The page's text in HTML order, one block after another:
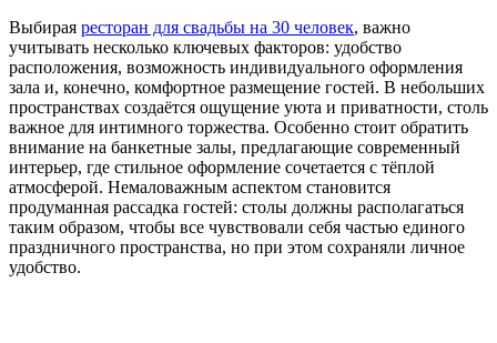
Выбирая ресторан для свадьбы на 30 человек, важно
учитывать несколько ключевых факторов: удобство
расположения, возможность индивидуального оформления
зала и, конечно, комфортное размещение гостей. В небольших
пространствах создаётся ощущение уюта и приватности, столь
важное для интимного торжества. Особенно стоит обратить
внимание на банкетные залы, предлагающие современный
интерьер, где стильное оформление сочетается с тёплой
атмосферой. Немаловажным аспектом становится
продуманная рассадка гостей: столы должны располагаться
таким образом, чтобы все чувствовали себя частью единого
праздничного пространства, но при этом сохраняли личное
удобство.